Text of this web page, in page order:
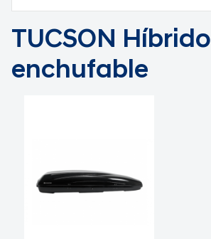
TUCSON Híbrido
enchufable